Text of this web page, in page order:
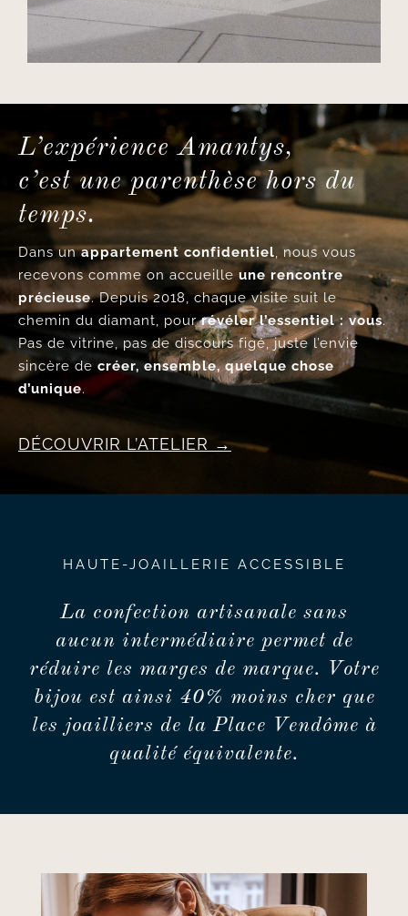
L’expérience Amantys,
c’est une parenthèse hors du
temps.
Dans unappartement confidentiel, nous vous
recevons comme on accueille une rencontre
précieuse. Depuis 2018, chaque visite suit le
chemin du diamant, pourrévéler l’essentiel : vous.
Pas de vitrine, pas de discours figé, juste l’envie
sincère de créer, ensemble, quelque chose
d’unique.
DÉCOUVRIR L’ATELIER
HAUTE-JOAILLERIE ACCESSIBLE
La confection artisanale sans
aucun intermédiaire permet de
réduire les marges de marque. Votre
bijou est ainsi 40% moins cher que
les joailliers de la Place Vendôme à
qualité équivalente.